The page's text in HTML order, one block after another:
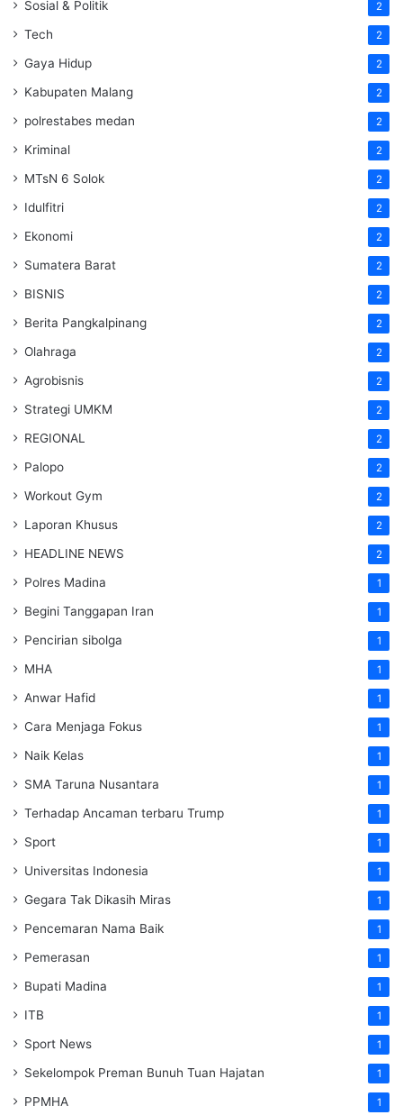
Sosial & Politik 2
Tech 2
Gaya Hidup 2
Kabupaten Malang 2
polrestabes medan 2
Kriminal 2
MTsN 6 Solok 2
Idulfitri 2
Ekonomi 2
Sumatera Barat 2
BISNIS 2
Berita Pangkalpinang 2
Olahraga 2
Agrobisnis 2
Strategi UMKM 2
REGIONAL 2
Palopo 2
Workout Gym 2
Laporan Khusus 2
HEADLINE NEWS 2
Polres Madina 1
Begini Tanggapan Iran 1
Pencirian sibolga 1
MHA 1
Anwar Hafid 1
Cara Menjaga Fokus 1
Naik Kelas 1
SMA Taruna Nusantara 1
Terhadap Ancaman terbaru Trump 1
Sport 1
Universitas Indonesia 1
Gegara Tak Dikasih Miras 1
Pencemaran Nama Baik 1
Pemerasan 1
Bupati Madina 1
ITB 1
Sport News 1
Sekelompok Preman Bunuh Tuan Hajatan 1
PPMHA 1